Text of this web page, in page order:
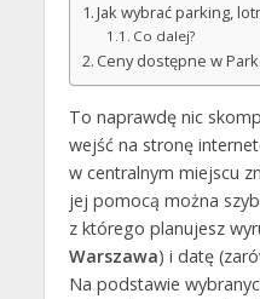
Jak wybrać parking,
Co dalej?
Ceny dostępne w
To naprawdę nic
wejść na stronę
w centralnym miejscu
jej pomocą można
z którego planujesz
Warszawa) i datę
Na podstawie